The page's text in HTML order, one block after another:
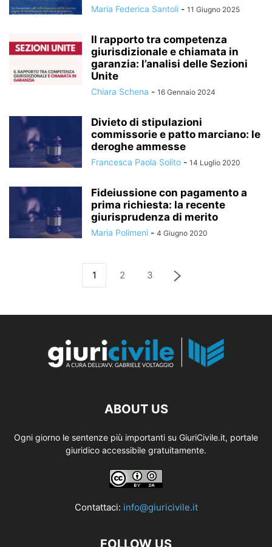
Maria Federica Santoli - 11 Giugno 2025
Il rapporto tra competenza
giurisdizionale e chiamata in
garanzia: l’analisi delle Sezioni
Unite
Chiara Schena - 16 Gennaio 2024
Divieto di stipulazioni
commissorie e patto marciano: le
deroghe ammesse
Francesca Paola Solito - 14 Luglio 2020
Fideiussione con pagamento a
prima richiesta: la recente
giurisprudenza di merito
Maria Polimeni - 4 Giugno 2020
1 2 3
ABOUT US
Ogni giorno le sentenze più importanti su GiuriCivile.it, portale
giuridico accessibile gratuitamente.
Contattaci: info@giuricivile.it
FOLLOW US